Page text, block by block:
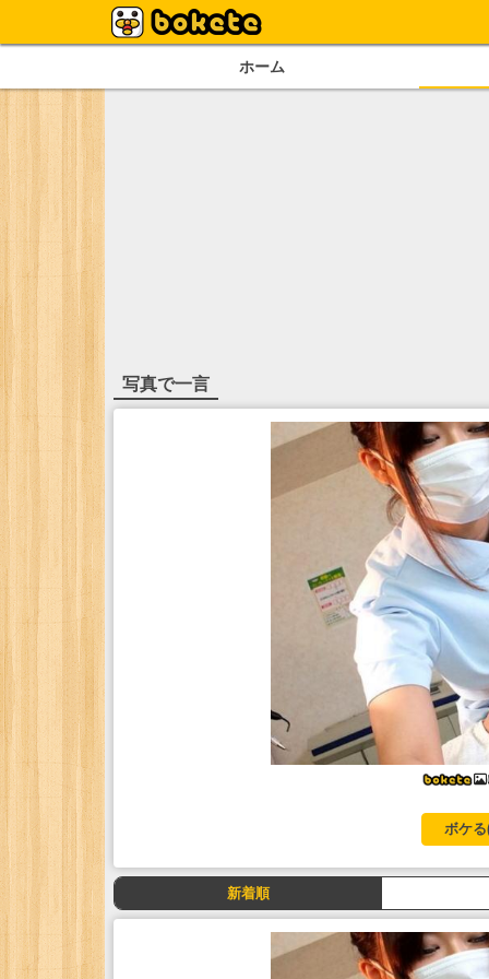
ホーム
写真で一言
ボケる
新着順